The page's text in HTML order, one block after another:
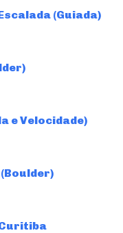
(Guiada)
e Velocidade)